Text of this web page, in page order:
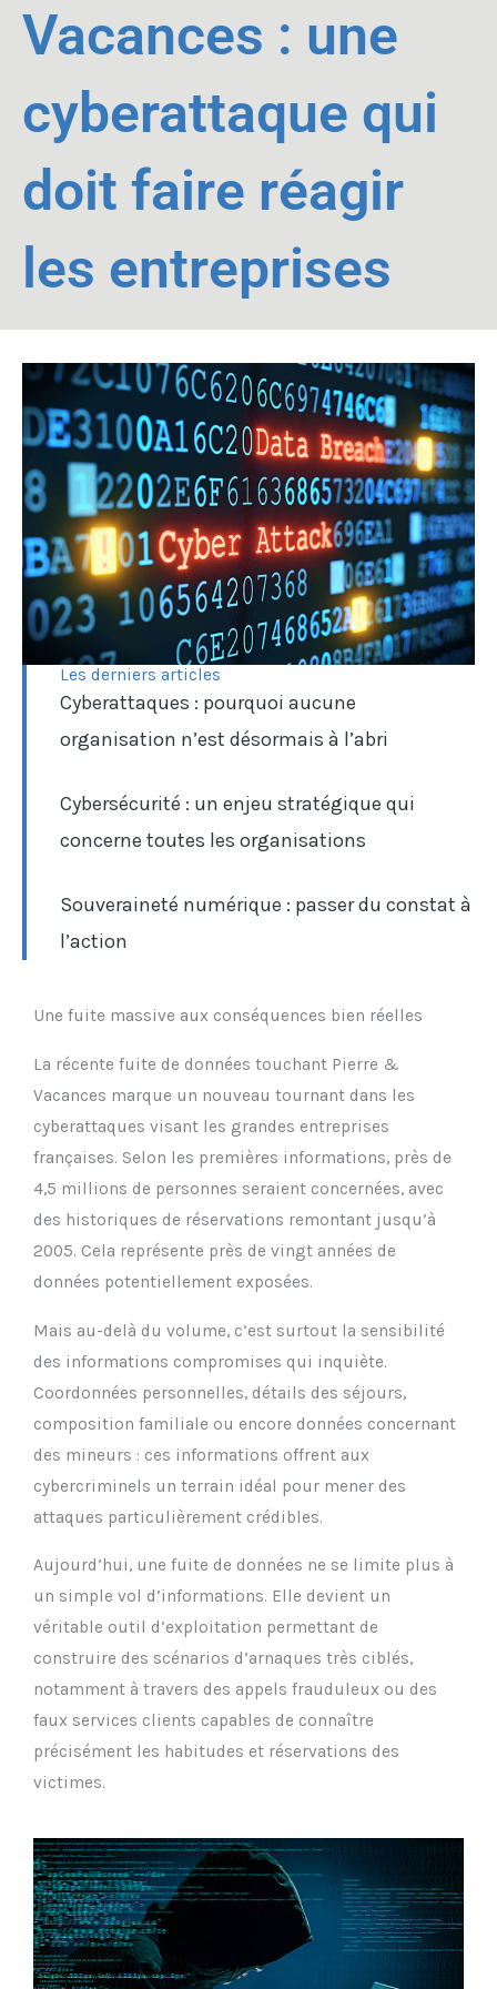
Vacances : une
cyberattaque qui
doit faire réagir
les entreprises
Les derniers articles
Cyberattaques : pourquoi aucune
organisation n’est désormais à l’abri
Cybersécurité : un enjeu stratégique qui
concerne toutes les organisations
Souveraineté numérique : passer du constat à
l’action
Une fuite massive aux conséquences bien réelles
La récente fuite de données touchant Pierre &
Vacances marque un nouveau tournant dans les
cyberattaques visant les grandes entreprises
françaises. Selon les premières informations, près de
4,5 millions de personnes seraient concernées, avec
des historiques de réservations remontant jusqu’à
2005. Cela représente près de vingt années de
données potentiellement exposées.
Mais au-delà du volume, c’est surtout la sensibilité
des informations compromises qui inquiète.
Coordonnées personnelles, détails des séjours,
composition familiale ou encore données concernant
des mineurs : ces informations offrent aux
cybercriminels un terrain idéal pour mener des
attaques particulièrement crédibles.
Aujourd’hui, une fuite de données ne se limite plus à
un simple vol d’informations. Elle devient un
véritable outil d’exploitation permettant de
construire des scénarios d’arnaques très ciblés,
notamment à travers des appels frauduleux ou des
faux services clients capables de connaître
précisément les habitudes et réservations des
victimes.